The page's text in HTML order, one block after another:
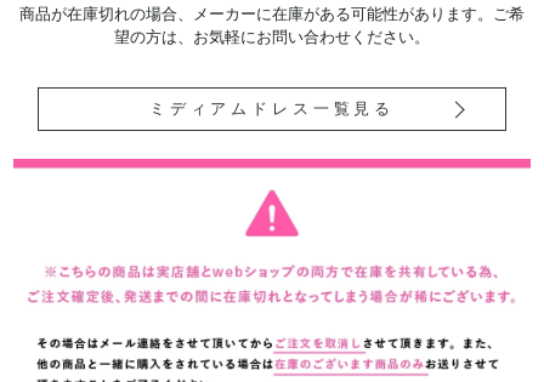
商品が在庫切れの場合、メーカーに在庫がある可能性があります。ご希
望の方は、お気軽にお問い合わせください。
ミディアムドレス一覧見る